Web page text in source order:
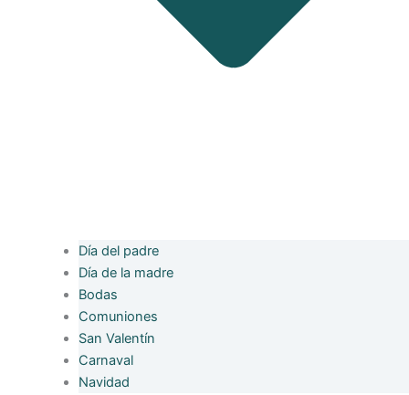
Día del padre
Día de la madre
Bodas
Comuniones
San Valentín
Carnaval
Navidad